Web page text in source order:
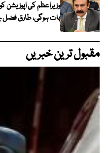
وزیراعظم کی اپوزیشن
بات ہوگی، طارق فضل
مقبول ترین خبریں